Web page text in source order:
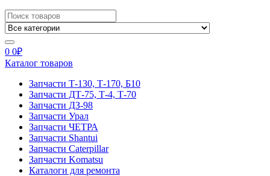
Search
for:
0 0₽
Каталог товаров
Запчасти Т-130, Т-170, Б10
Запчасти ДТ-75, Т-4, Т-70
Запчасти ДЗ-98
Запчасти Урал
Запчасти ЧЕТРА
Запчасти Shantui
Запчасти Caterpillar
Запчасти Komatsu
Каталоги для ремонта